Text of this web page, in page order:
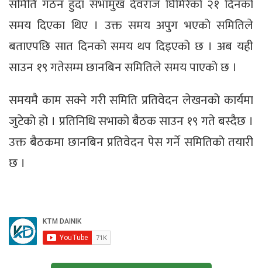
समिति गठन हुँदा सभामुख देवराज घिमिरेको २१ दिनको
समय दिएका थिए । उक्त समय अपुग भएको समितिले
बताएपछि सात दिनको समय थप दिइएको छ । अब यही
साउन १९ गतेसम्म छानबिन समितिले समय पाएको छ ।
समयमै काम सक्ने गरी समिति प्रतिवेदन लेखनको कार्यमा
जुटेको हो । प्रतिनिधि सभाको बैठक साउन १९ गते बस्दैछ ।
उक्त बैठकमा छानबिन प्रतिवेदन पेस गर्ने समितिको तयारी
छ ।